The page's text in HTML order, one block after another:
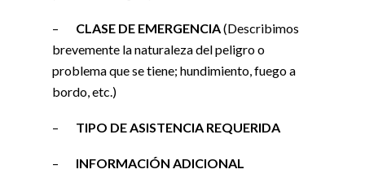
– CLASE DE EMERGENCIA(Describimos
brevemente la naturaleza del peligro o
problema que se tiene; hundimiento, fuego a
bordo, etc.)
– TIPO DE ASISTENCIA REQUERIDA
– INFORMACIÓN ADICIONAL